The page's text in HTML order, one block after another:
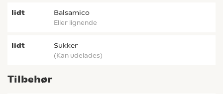
lidt balsamico
eller lignende
lidt sukker
(kan udelades)
Tilbehør